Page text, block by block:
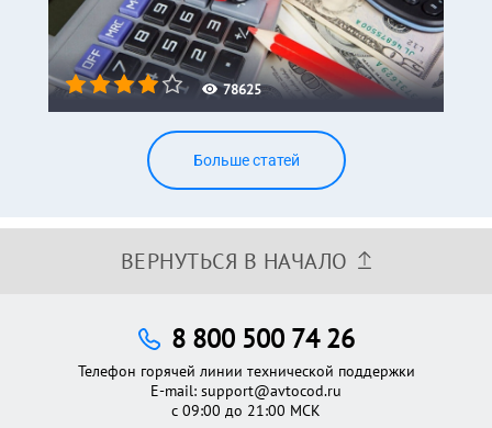
78625
Больше статей
ВЕРНУТЬСЯ В НАЧАЛО
8 800 500 74 26
Телефон горячей линии технической поддержки
E-mail: support@avtocod.ru
с 09:00 до 21:00 МСК